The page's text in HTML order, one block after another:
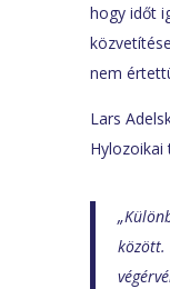
hogy időt
nem
Lars
Hylozoikai
között.